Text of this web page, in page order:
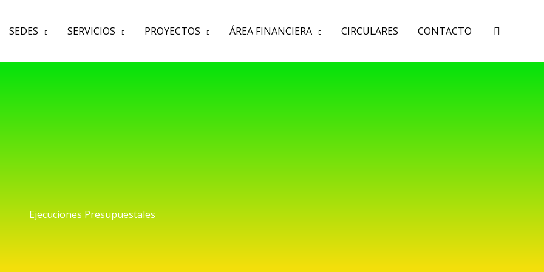
SEDES SERVICIOS PROYECTOS ÁREA FINANCIERA CIRCULARES CONTACTO Buscar
Ejecuciones Presupuestales